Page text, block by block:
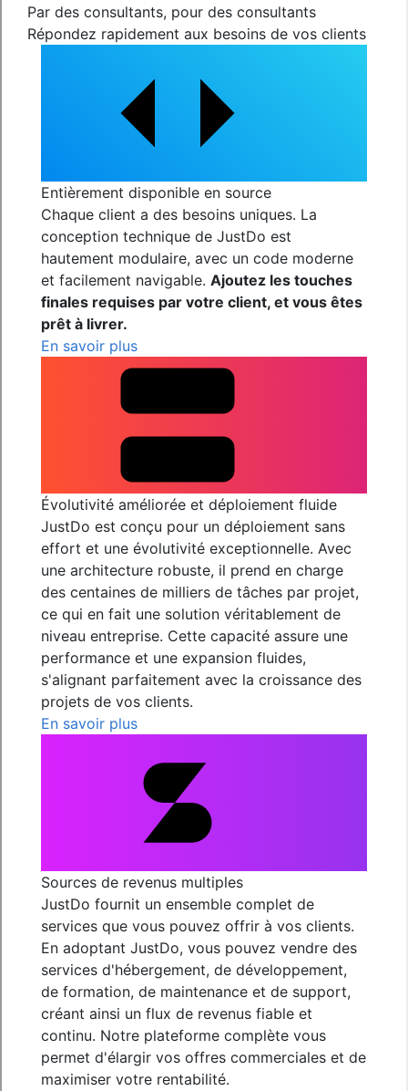
Par des consultants, pour des consultants
Répondez rapidement aux besoins de vos clients
Entièrement disponible en source
Chaque client a des besoins uniques. La
conception technique de JustDo est
hautement modulaire, avec un code moderne
et facilement navigable. Ajoutez les touches
finales requises par votre client, et vous êtes
prêt à livrer.
En savoir plus
Évolutivité améliorée et déploiement fluide
JustDo est conçu pour un déploiement sans
effort et une évolutivité exceptionnelle. Avec
une architecture robuste, il prend en charge
des centaines de milliers de tâches par projet,
ce qui en fait une solution véritablement de
niveau entreprise. Cette capacité assure une
performance et une expansion fluides,
s'alignant parfaitement avec la croissance des
projets de vos clients.
En savoir plus
Sources de revenus multiples
JustDo fournit un ensemble complet de
services que vous pouvez offrir à vos clients.
En adoptant JustDo, vous pouvez vendre des
services d'hébergement, de développement,
de formation, de maintenance et de support,
créant ainsi un flux de revenus fiable et
continu. Notre plateforme complète vous
permet d'élargir vos offres commerciales et de
maximiser votre rentabilité.